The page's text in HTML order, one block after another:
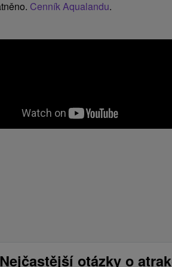
Cenník Aqualandu.
Nejčastější otázky o